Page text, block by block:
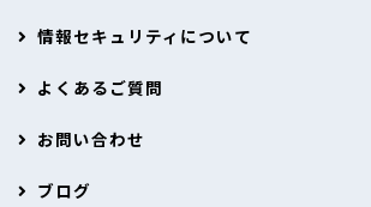
情報セキュリティについて
よくあるご質問
お問い合わせ
ブログ